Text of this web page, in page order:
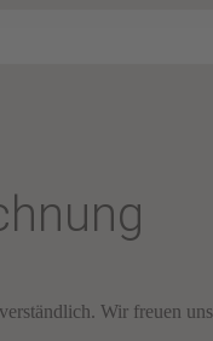
Wir freuen